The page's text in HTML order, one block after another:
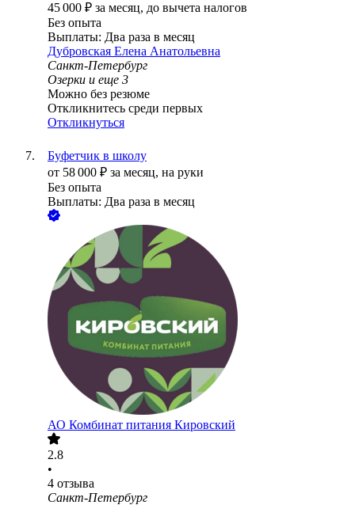
45 000 ₽ за месяц, до вычета налогов
Без опыта
Выплаты: Два раза в месяц
Дубровская Елена Анатольевна
Санкт-Петербург
Озерки и еще 3
Можно без резюме
Откликнитесь среди первых
Откликнуться
Буфетчик в школу
от 58 000 ₽ за месяц, на руки
Без опыта
Выплаты: Два раза в месяц
АО Комбинат питания Кировский
2.8
•
4 отзыва
Санкт-Петербург